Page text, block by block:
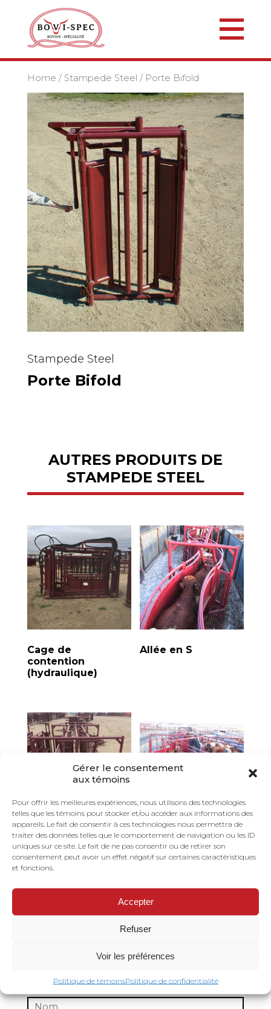
Gérer le consentement
aux témoins
Pour offrir les meilleures expériences, nous utilisons des technologies
telles que les témoins pour stocker et/ou accéder aux informations des
appareils. Le fait de consentir à ces technologies nous permettra de
traiter des données telles que le comportement de navigation ou les ID
uniques sur ce site. Le fait de ne pas consentir ou de retirer son
consentement peut avoir un effet négatif sur certaines caractéristiques
et fonctions.
Accepter
Refuser
Voir les préférences
Politique de témoinsPolitique de confidentialité
Home / Stampede Steel / Porte Bifold
Stampede Steel
Porte Bifold
AUTRES PRODUITS DE
STAMPEDE STEEL
Cage de
contention
(hydraulique)
Allée en S
Allée double
Demi lune
(Crowding tub)
DEMANDE DE SOUMISSION